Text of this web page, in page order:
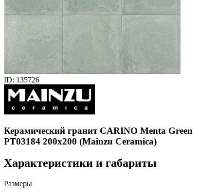
ID: 135726
Керамический гранит CARINO Menta Green
PT03184 200x200 (Mainzu Ceramica)
Характеристики и габариты
Размеры